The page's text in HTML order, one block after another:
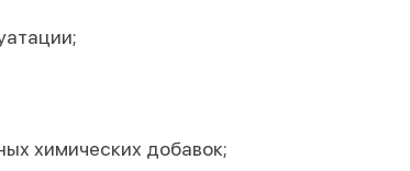
химических добавок;